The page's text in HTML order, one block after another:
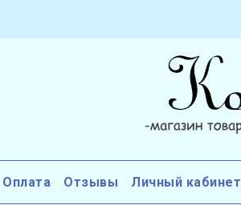
Оплата Отзывы Личный кабинет